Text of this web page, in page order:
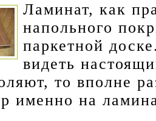
Ламинат, как
напольного
паркетной
видеть
то вполне
именно на